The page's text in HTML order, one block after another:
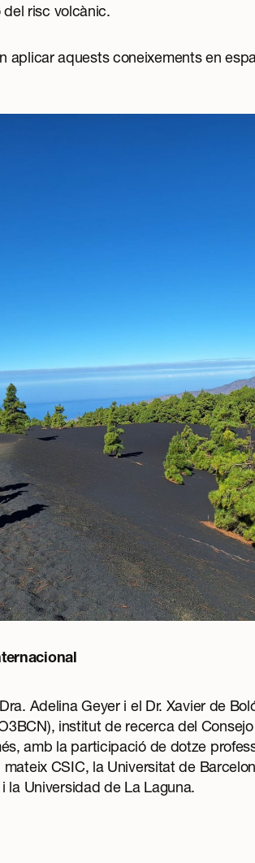
risc volcànic.
aplicar aquests coneixements en
Adelina Geyer i el Dr. Xavier de
institut de recerca del
amb la participació de dotze
CSIC, la Universitat de
la Universidad de La Laguna.